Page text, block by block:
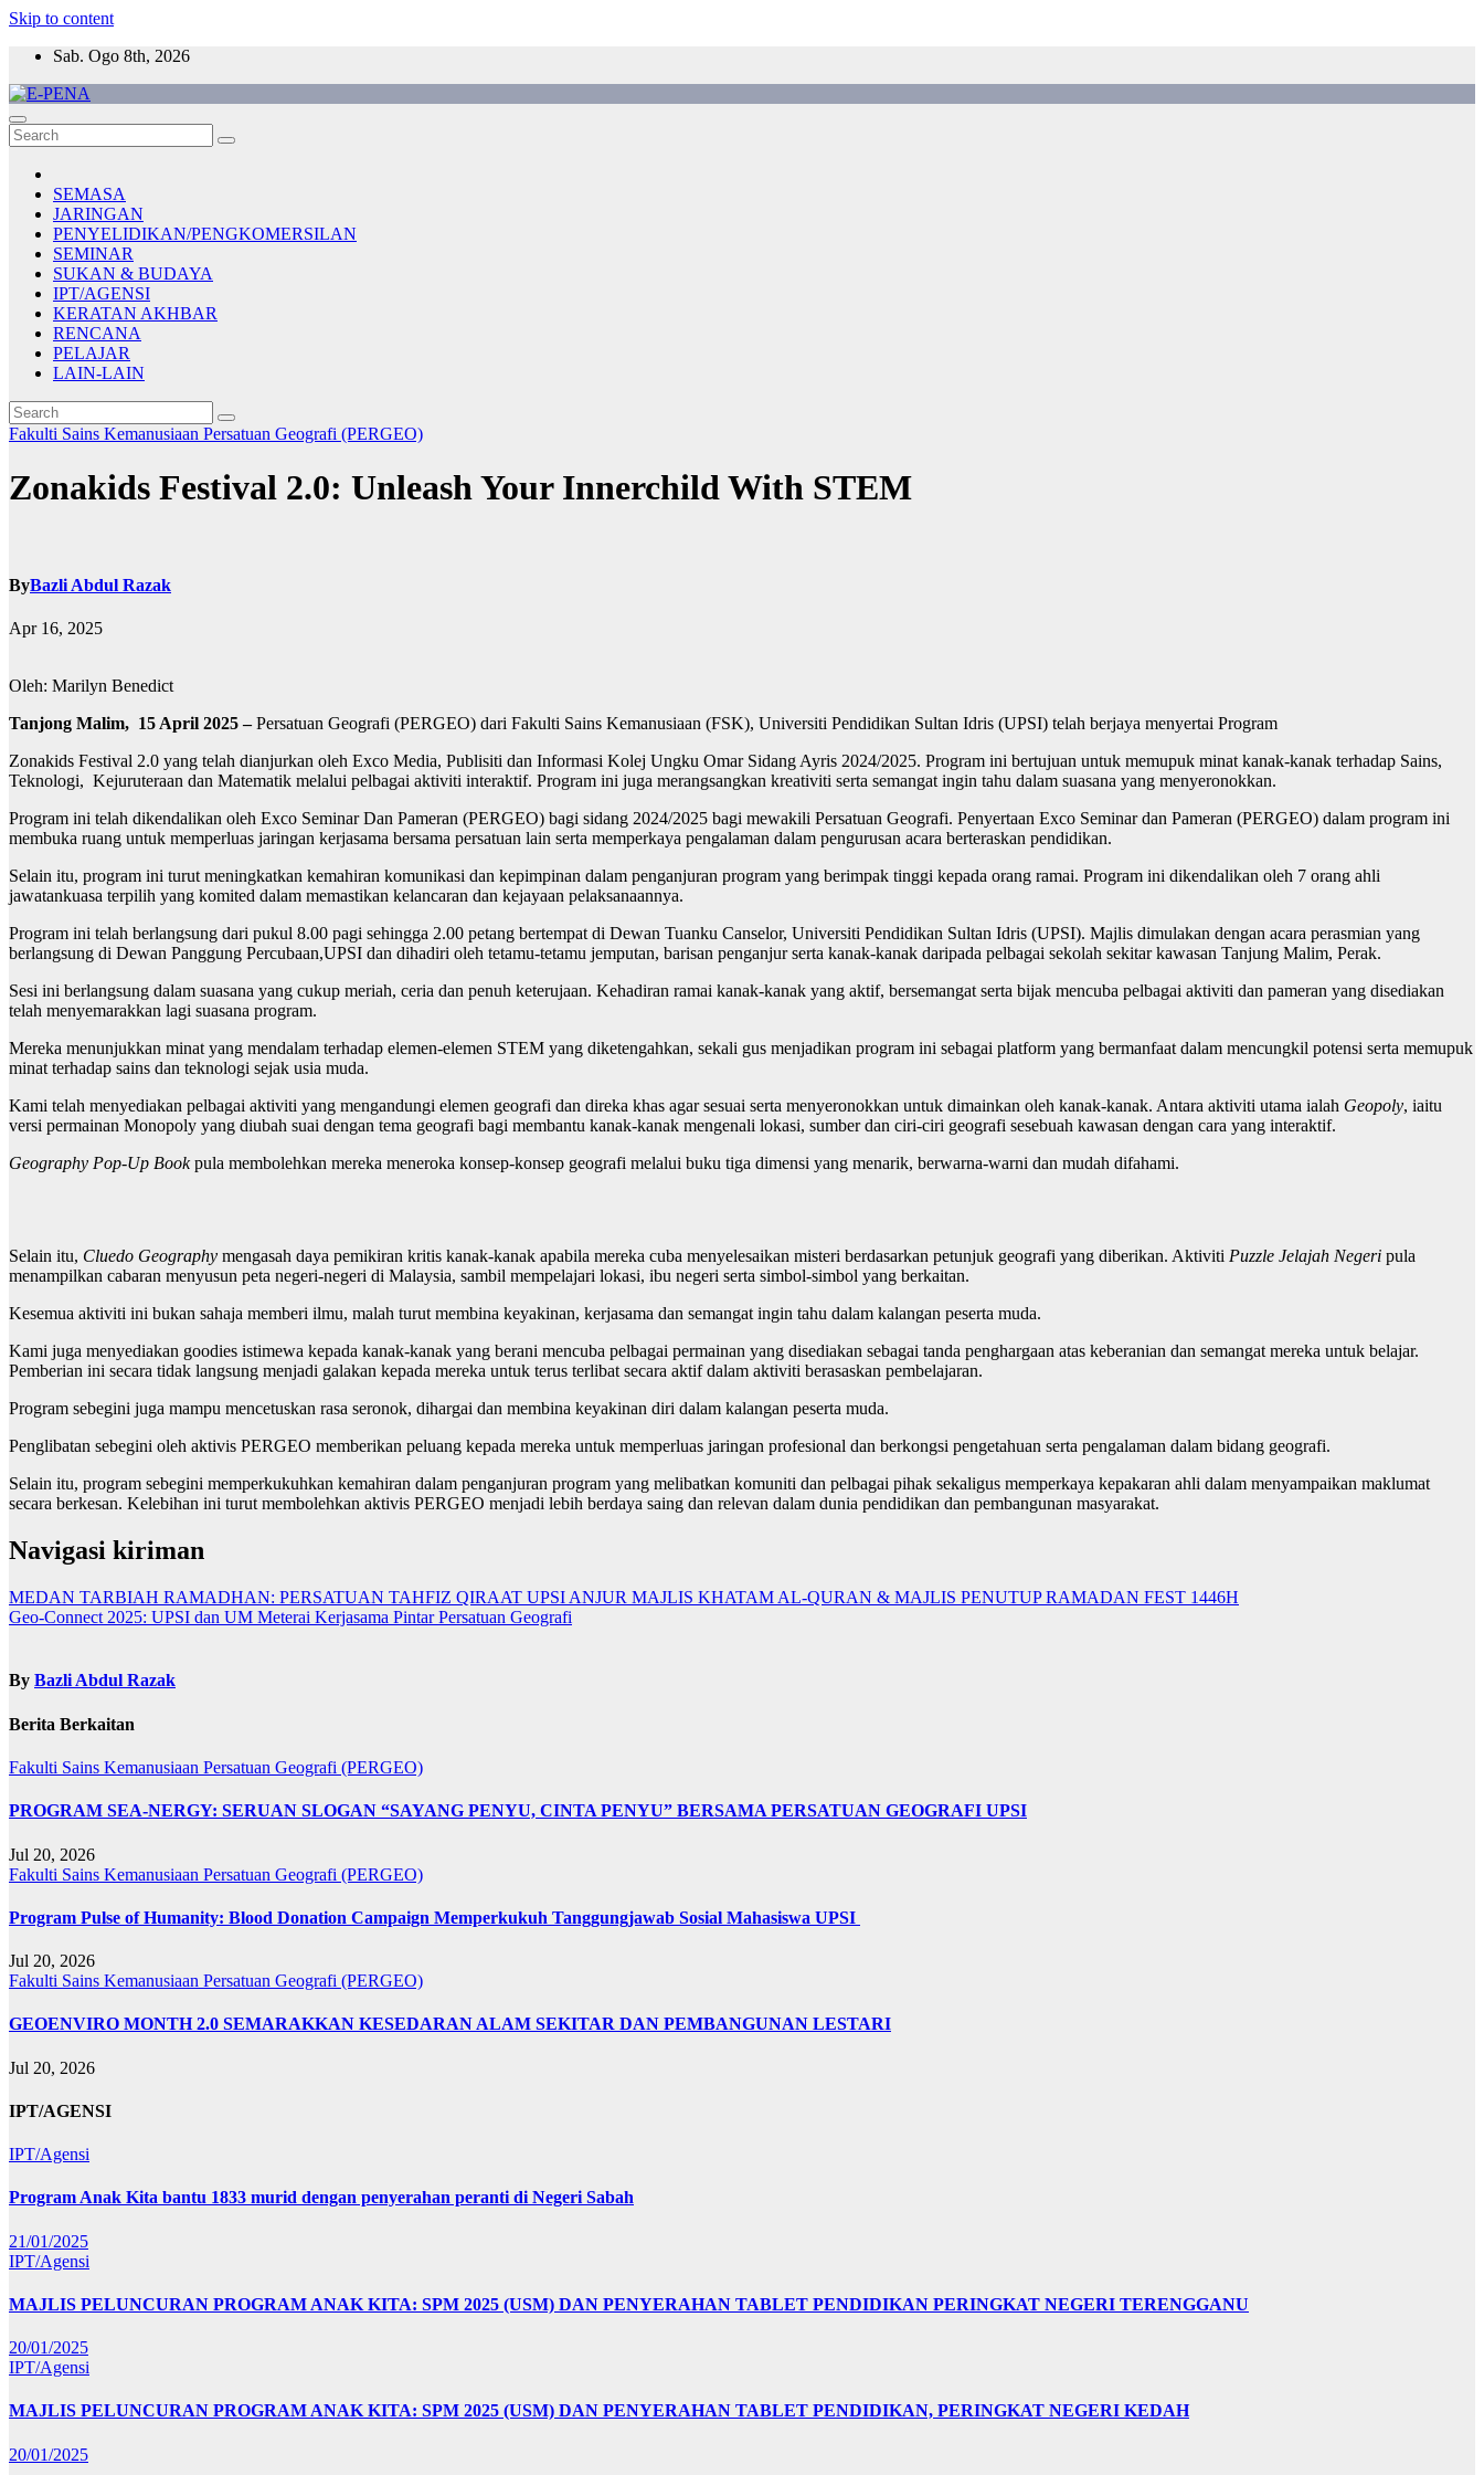
Skip to content
Sab. Ogo 8th, 2026
E-PENA
Berita Digital Terkini
SEMASA
JARINGAN
PENYELIDIKAN/PENGKOMERSILAN
SEMINAR
SUKAN & BUDAYA
IPT/AGENSI
KERATAN AKHBAR
RENCANA
PELAJAR
LAIN-LAIN
Fakulti Sains Kemanusiaan Persatuan Geografi (PERGEO)
Zonakids Festival 2.0: Unleash Your Innerchild With STEM
ByBazli Abdul Razak
Apr 16, 2025
Oleh: Marilyn Benedict
Tanjong Malim, 15 April 2025 –Persatuan Geografi (PERGEO) dari Fakulti Sains Kemanusiaan (FSK), Universiti Pendidikan Sultan Idris (UPSI) telah berjaya menyertai Program
Zonakids Festival 2.0 yang telah dianjurkan oleh Exco Media, Publisiti dan Informasi Kolej Ungku Omar Sidang Ayris 2024/2025. Program ini bertujuan untuk memupuk minat kanak-kanak terhadap Sains,
Teknologi, Kejuruteraan dan Matematik melalui pelbagai aktiviti interaktif. Program ini juga merangsangkan kreativiti serta semangat ingin tahu dalam suasana yang menyeronokkan.
Program ini telah dikendalikan oleh Exco Seminar Dan Pameran (PERGEO) bagi sidang 2024/2025 bagi mewakili Persatuan Geografi. Penyertaan Exco Seminar dan Pameran (PERGEO) dalam program ini
membuka ruang untuk memperluas jaringan kerjasama bersama persatuan lain serta memperkaya pengalaman dalam pengurusan acara berteraskan pendidikan.
Selain itu, program ini turut meningkatkan kemahiran komunikasi dan kepimpinan dalam penganjuran program yang berimpak tinggi kepada orang ramai. Program ini dikendalikan oleh 7 orang ahli
jawatankuasa terpilih yang komited dalam memastikan kelancaran dan kejayaan pelaksanaannya.
Program ini telah berlangsung dari pukul 8.00 pagi sehingga 2.00 petang bertempat di Dewan Tuanku Canselor, Universiti Pendidikan Sultan Idris (UPSI). Majlis dimulakan dengan acara perasmian yang
berlangsung di Dewan Panggung Percubaan,UPSI dan dihadiri oleh tetamu-tetamu jemputan, barisan penganjur serta kanak-kanak daripada pelbagai sekolah sekitar kawasan Tanjung Malim, Perak.
Sesi ini berlangsung dalam suasana yang cukup meriah, ceria dan penuh keterujaan. Kehadiran ramai kanak-kanak yang aktif, bersemangat serta bijak mencuba pelbagai aktiviti dan pameran yang disediakan
telah menyemarakkan lagi suasana program.
Mereka menunjukkan minat yang mendalam terhadap elemen-elemen STEM yang diketengahkan, sekali gus menjadikan program ini sebagai platform yang bermanfaat dalam mencungkil potensi serta memupuk
minat terhadap sains dan teknologi sejak usia muda.
Kami telah menyediakan pelbagai aktiviti yang mengandungi elemen geografi dan direka khas agar sesuai serta menyeronokkan untuk dimainkan oleh kanak-kanak. Antara aktiviti utama ialah Geopoly, iaitu
versi permainan Monopoly yang diubah suai dengan tema geografi bagi membantu kanak-kanak mengenali lokasi, sumber dan ciri-ciri geografi sesebuah kawasan dengan cara yang interaktif.
Geography Pop-Up Bookpula membolehkan mereka meneroka konsep-konsep geografi melalui buku tiga dimensi yang menarik, berwarna-warni dan mudah difahami.
Selain itu, Cluedo Geography mengasah daya pemikiran kritis kanak-kanak apabila mereka cuba menyelesaikan misteri berdasarkan petunjuk geografi yang diberikan. Aktiviti Puzzle Jelajah Negeri pula
menampilkan cabaran menyusun peta negeri-negeri di Malaysia, sambil mempelajari lokasi, ibu negeri serta simbol-simbol yang berkaitan.
Kesemua aktiviti ini bukan sahaja memberi ilmu, malah turut membina keyakinan, kerjasama dan semangat ingin tahu dalam kalangan peserta muda.
Kami juga menyediakan goodies istimewa kepada kanak-kanak yang berani mencuba pelbagai permainan yang disediakan sebagai tanda penghargaan atas keberanian dan semangat mereka untuk belajar.
Pemberian ini secara tidak langsung menjadi galakan kepada mereka untuk terus terlibat secara aktif dalam aktiviti berasaskan pembelajaran.
Program sebegini juga mampu mencetuskan rasa seronok, dihargai dan membina keyakinan diri dalam kalangan peserta muda.
Penglibatan sebegini oleh aktivis PERGEO memberikan peluang kepada mereka untuk memperluas jaringan profesional dan berkongsi pengetahuan serta pengalaman dalam bidang geografi.
Selain itu, program sebegini memperkukuhkan kemahiran dalam penganjuran program yang melibatkan komuniti dan pelbagai pihak sekaligus memperkaya kepakaran ahli dalam menyampaikan maklumat
secara berkesan. Kelebihan ini turut membolehkan aktivis PERGEO menjadi lebih berdaya saing dan relevan dalam dunia pendidikan dan pembangunan masyarakat.
Navigasi kiriman
MEDAN TARBIAH RAMADHAN: PERSATUAN TAHFIZ QIRAAT UPSI ANJUR MAJLIS KHATAM AL-QURAN & MAJLIS PENUTUP RAMADAN FEST 1446H
Geo-Connect 2025: UPSI dan UM Meterai Kerjasama Pintar Persatuan Geografi
By Bazli Abdul Razak
Berita Berkaitan
Fakulti Sains Kemanusiaan Persatuan Geografi (PERGEO)
PROGRAM SEA-NERGY: SERUAN SLOGAN “SAYANG PENYU, CINTA PENYU” BERSAMA PERSATUAN GEOGRAFI UPSI
Jul 20, 2026
Fakulti Sains Kemanusiaan Persatuan Geografi (PERGEO)
Program Pulse of Humanity: Blood Donation Campaign Memperkukuh Tanggungjawab Sosial Mahasiswa UPSI
Jul 20, 2026
Fakulti Sains Kemanusiaan Persatuan Geografi (PERGEO)
GEOENVIRO MONTH 2.0 SEMARAKKAN KESEDARAN ALAM SEKITAR DAN PEMBANGUNAN LESTARI
Jul 20, 2026
IPT/AGENSI
IPT/Agensi
Program Anak Kita bantu 1833 murid dengan penyerahan peranti di Negeri Sabah
21/01/2025
IPT/Agensi
MAJLIS PELUNCURAN PROGRAM ANAK KITA: SPM 2025 (USM) DAN PENYERAHAN TABLET PENDIDIKAN PERINGKAT NEGERI TERENGGANU
20/01/2025
IPT/Agensi
MAJLIS PELUNCURAN PROGRAM ANAK KITA: SPM 2025 (USM) DAN PENYERAHAN TABLET PENDIDIKAN, PERINGKAT NEGERI KEDAH
20/01/2025